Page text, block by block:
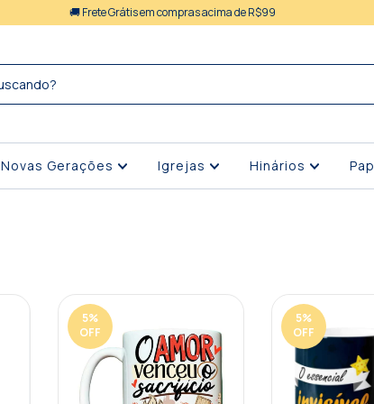
🚚 Frete Grátis em compras acima de R$99
Novas Gerações Igrejas Hinários
5%
OFF
5%
OFF